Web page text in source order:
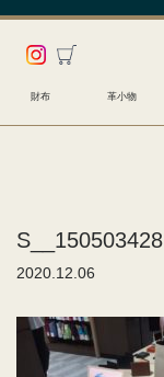
財布 革小物
S__150503428
2020.12.06